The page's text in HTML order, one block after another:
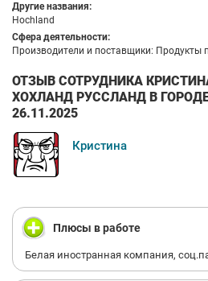
Другие названия:
Hochland
Сфера деятельности:
Производители и поставщики: Продукты
ОТЗЫВ СОТРУДНИКА
ХОХЛАНД РУССЛАНД В
26.11.2025
Кристина
Плюсы в работе
Белая иностранная компания,